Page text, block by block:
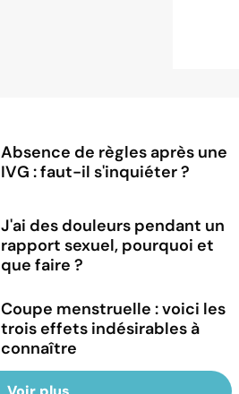
Absence de règles après une
IVG : faut-il s'inquiéter ?
J'ai des douleurs pendant un
rapport sexuel, pourquoi et
que faire ?
Coupe menstruelle : voici les
trois effets indésirables à
connaître